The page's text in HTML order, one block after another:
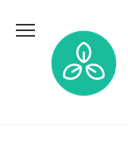
содержанию